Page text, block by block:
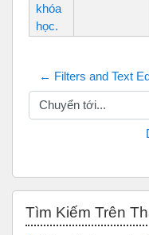
khóa
học.
← Filters and Text
Chuyển tới...
Tìm Kiếm Trên